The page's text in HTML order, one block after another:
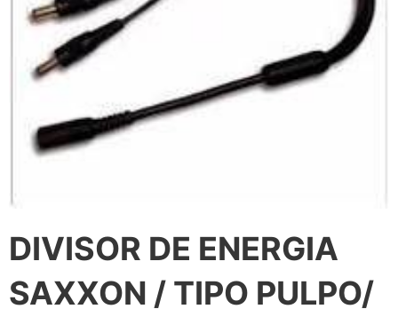
DIVISOR DE ENERGIA
SAXXON / TIPO PULPO/